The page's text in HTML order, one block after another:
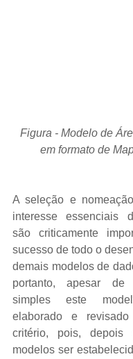
em formato de
A seleção e
interesse essenciais
são criticamente
sucesso de todo o
demais modelos de
portanto, apesar de
simples este
elaborado e
critério, pois,
modelos ser